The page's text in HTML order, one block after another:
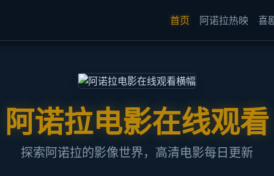
首页 阿诺拉热映 喜
阿诺拉电影在线观看
探索阿诺拉的影像世界，高清电影每日更新